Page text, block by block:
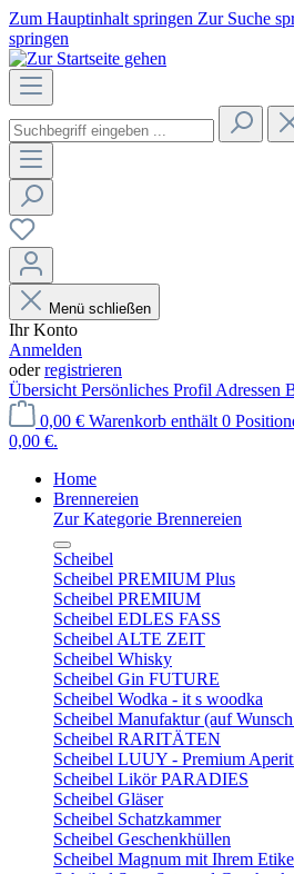
Zum Hauptinhalt springen Zur Suche
springen
Menü schließen
Ihr Konto
Anmelden
oderregistrieren
Übersicht Persönliches Profil Adressen
0,00 € Warenkorb enthält 0
0,00 €.
Home
Brennereien
Zur Kategorie Brennereien
Scheibel
Scheibel PREMIUM Plus
Scheibel PREMIUM
Scheibel EDLES FASS
Scheibel ALTE ZEIT
Scheibel Whisky
Scheibel Gin FUTURE
Scheibel Wodka - it s woodka
Scheibel Manufaktur (auf
Scheibel RARITÄTEN
Scheibel LUUY - Premium
Scheibel Likör PARADIES
Scheibel Gläser
Scheibel Schatzkammer
Scheibel Geschenkhüllen
Scheibel Magnum mit Ihrem